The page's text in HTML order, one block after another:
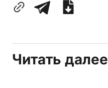
Читать далее